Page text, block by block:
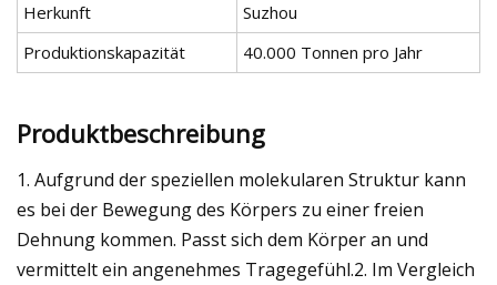
Herkunft
Suzhou
Produktionskapazität
40.000 Tonnen pro Jahr
Produktbeschreibung
1. Aufgrund der speziellen molekularen Struktur kann
es bei der Bewegung des Körpers zu einer freien
Dehnung kommen. Passt sich dem Körper an und
vermittelt ein angenehmes Tragegefühl.2. Im Vergleich